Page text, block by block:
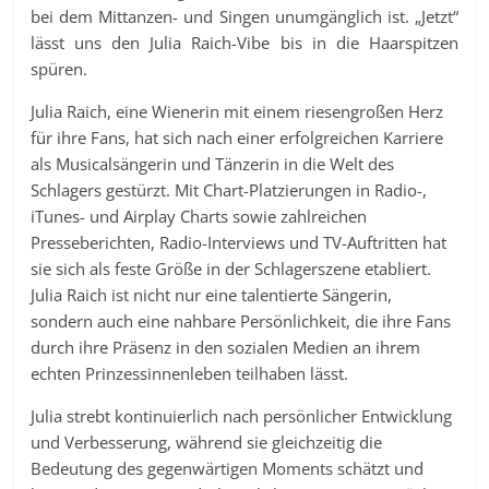
bei dem Mittanzen- und Singen unumgänglich ist. „Jetzt“
lässt uns den Julia Raich-Vibe bis in die Haarspitzen
spüren.
Julia Raich, eine Wienerin mit einem riesengroßen Herz
für ihre Fans, hat sich nach einer erfolgreichen Karriere
als Musicalsängerin und Tänzerin in die Welt des
Schlagers gestürzt. Mit Chart-Platzierungen in Radio-,
iTunes- und Airplay Charts sowie zahlreichen
Presseberichten, Radio-Interviews und TV-Auftritten hat
sie sich als feste Größe in der Schlagerszene etabliert.
Julia Raich ist nicht nur eine talentierte Sängerin,
sondern auch eine nahbare Persönlichkeit, die ihre Fans
durch ihre Präsenz in den sozialen Medien an ihrem
echten Prinzessinnenleben teilhaben lässt.
Julia strebt kontinuierlich nach persönlicher Entwicklung
und Verbesserung, während sie gleichzeitig die
Bedeutung des gegenwärtigen Moments schätzt und